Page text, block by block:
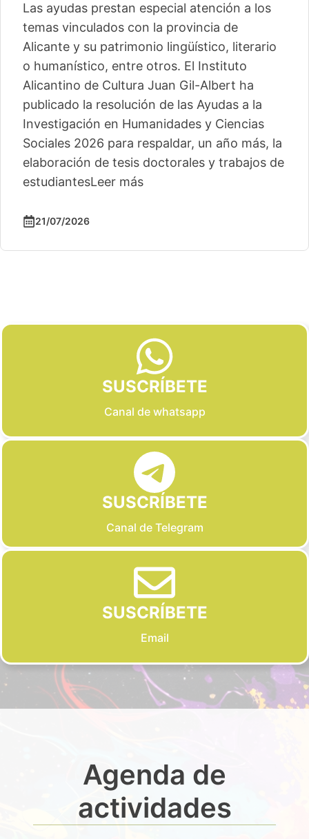
Las ayudas prestan especial atención a los
temas vinculados con la provincia de
Alicante y su patrimonio lingüístico, literario
o humanístico, entre otros. El Instituto
Alicantino de Cultura Juan Gil-Albert ha
publicado la resolución de las Ayudas a la
Investigación en Humanidades y Ciencias
Sociales 2026 para respaldar, un año más, la
elaboración de tesis doctorales y trabajos de
estudiantesLeer más
21/07/2026
SUSCRÍBETE
Canal de whatsapp
SUSCRÍBETE
Canal de Telegram
SUSCRÍBETE
Email
Agenda de
actividades